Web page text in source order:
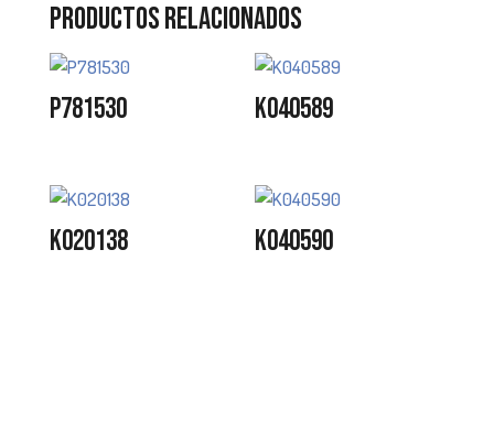
Productos relacionados
P781530 K040589
K020138 K040590